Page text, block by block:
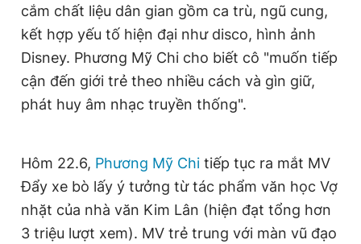
cắm chất liệu dân gian gồm ca trù, ngũ cung,
kết hợp yếu tố hiện đại như disco, hình ảnh
Disney. Phương Mỹ Chi cho biết cô "muốn tiếp
cận đến giới trẻ theo nhiều cách và gìn giữ,
phát huy âm nhạc truyền thống".
Hôm 22.6, Phương Mỹ Chi tiếp tục ra mắt MV
Đẩy xe bò lấy ý tưởng từ tác phẩm văn học Vợ
nhặt của nhà văn Kim Lân (hiện đạt tổng hơn
3 triệu lượt xem). MV trẻ trung với màn vũ đạo